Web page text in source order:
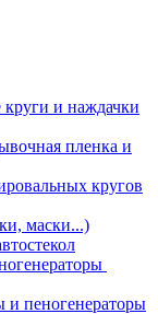
и наждачки
пленка и
кругов
маски...)
пеногенераторы